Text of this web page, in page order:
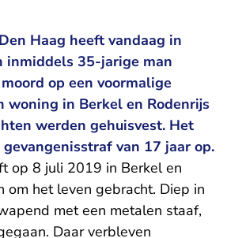
Haag heeft vandaag in
inmiddels 35-jarige man
op een voormalige
woning in Berkel en Rodenrijs
werden gehuisvest. Het
van 17 jaar op.
op 8 juli 2019 in Berkel en
om het leven gebracht. Diep in
met een metalen staaf,
Daar verbleven